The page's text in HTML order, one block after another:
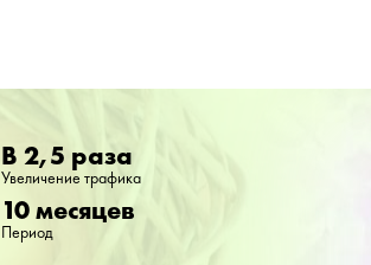
В 2,5 раза
Увеличение трафика
10 месяцев
Период